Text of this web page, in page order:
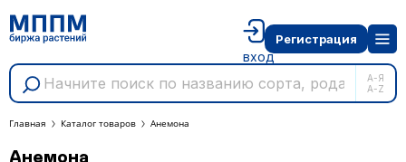
А-Я
A-Z
вход
Регистрация
Главная Каталог товаров Анемона
Анемона